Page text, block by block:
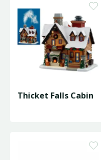
Thicket Falls Cabin